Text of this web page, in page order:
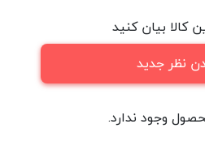
کالا بیان کنید
نظر جدید
وجود ندارد.